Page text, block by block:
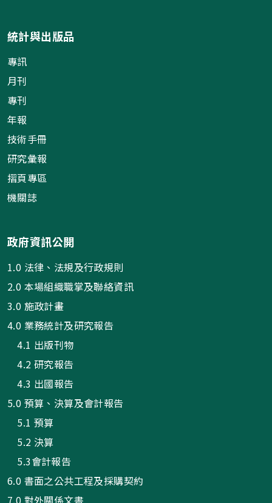
統計與出版品
專訊
月刊
專刊
年報
技術手冊
研究彙報
摺頁專區
機關誌
政府資訊公開
1.0 法律、法規及行政規則
2.0 本場組織職掌及聯絡資訊
3.0 施政計畫
4.0 業務統計及研究報告
4.1 出版刊物
4.2 研究報告
4.3 出國報告
5.0 預算、決算及會計報告
5.1 預算
5.2 決算
5.3會計報告
6.0 書面之公共工程及採購契約
7.0 對外關係文書